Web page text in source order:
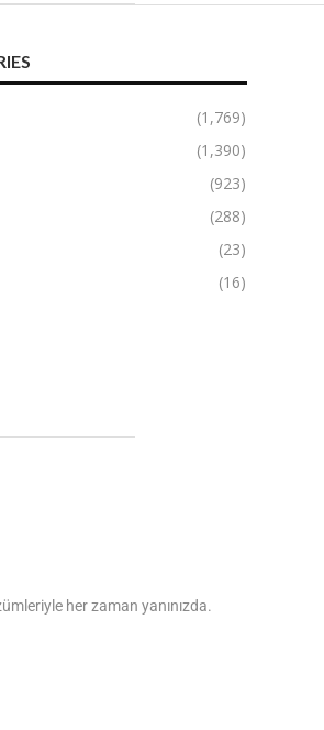
(1,769)
(1,390)
(923)
(288)
(23)
(16)
her zaman yanınızda.